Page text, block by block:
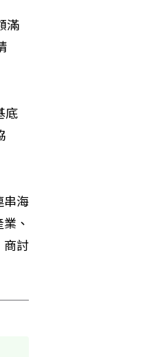
滿
底
串海
、
商討